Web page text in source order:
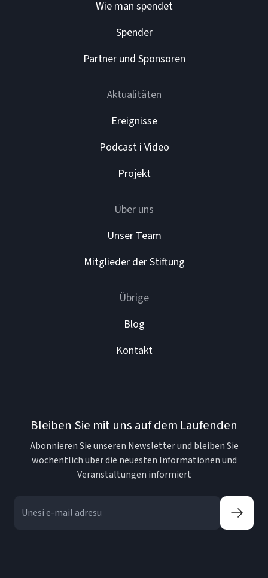
Wie man spendet
Spender
Partner und Sponsoren
Aktualitäten
Ereignisse
Podcast i Video
Projekt
Über uns
Unser Team
Mitglieder der Stiftung
Übrige
Blog
Kontakt
Bleiben Sie mit uns auf dem Laufenden
Abonnieren Sie unseren Newsletter und bleiben Sie
wöchentlich über die neuesten Informationen und
Veranstaltungen informiert